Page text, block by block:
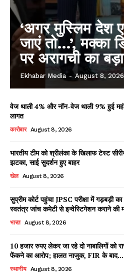
‘अगर मुस्लिम देश
जाएं तो…’, मक्का
पर अरागची का
Ekhabar Media - August 8, 2026
वेज थाली 4% और नॉन-वेज थाली 9% हुई
लागत
कारोबार August 8, 2026
भारतीय टीम को श्रीलंका के खिलाफ टेस्ट
झटका, साई सुदर्शन हुए बाहर
खेल August 8, 2026
सुप्रीम कोर्ट पहुंचा JPSC परीक्षा में गड़बड़ी
स्वतंत्र जांच कमेटी से इन्वेस्टिगेशन कराने की
भारत August 8, 2026
10 हजार रुपए लेकर जा रहे दो नाबालिगों को
फेंकने का आरोप; हालत नाजुक, FIR के बाद...
स्थानीय August 8, 2026